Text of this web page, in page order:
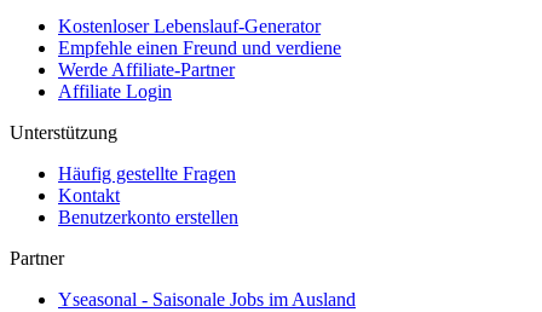
Kostenloser Lebenslauf-Generator
Empfehle einen Freund und verdiene
Werde Affiliate-Partner
Affiliate Login
Unterstützung
Häufig gestellte Fragen
Kontakt
Benutzerkonto erstellen
Partner
Yseasonal - Saisonale Jobs im Ausland